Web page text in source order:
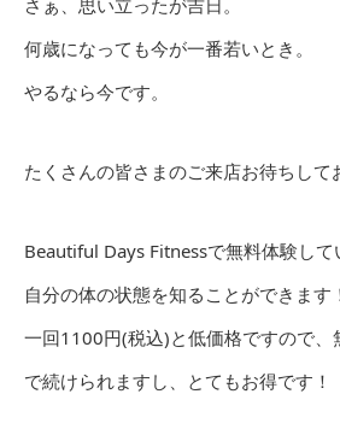
さぁ、思い立ったが吉日。
何歳になっても今が一番若いとき。
やるなら今です。
たくさんの皆さまのご来店お待ちして
Beautiful Days Fitnessで無料体験し
自分の体の状態を知ることができます
一回1100円(税込)と低価格ですので、
で続けられますし、とてもお得です！